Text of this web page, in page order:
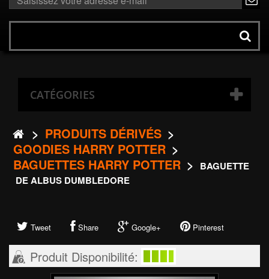
Rechercher
produit
CATÉGORIES
> PRODUITS DÉRIVÉS >
GOODIES HARRY POTTER >
BAGUETTES HARRY POTTER > BAGUETTE
DE ALBUS DUMBLEDORE
Tweet Share Google+ Pinterest
Produit Disponibilité: